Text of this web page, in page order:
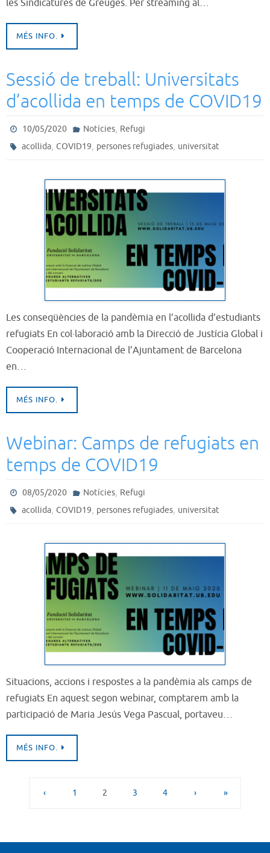
les Sindicatures de Greuges. Per streaming al…
MÉS INFO.
Sessió de treball: Universitats
d’acollida en temps de COVID19
10/05/2020 Notícies, Refugi
acollida,COVID19, persones refugiades, universitat
Les conseqüències de la pandèmia en l’acollida d’estudiants
refugiats En col·laboració amb la Direcció de Justícia Global i
Cooperació Internacional de l’Ajuntament de Barcelona
en…
MÉS INFO.
Webinar: Camps de refugiats en
temps de COVID19
08/05/2020 Notícies, Refugi
acollida,COVID19, persones refugiades, universitat
Situacions, accions i respostes a la pandèmia als camps de
refugiats En aquest segon webinar, comptarem amb la
participació de Maria Jesús Vega Pascual, portaveu…
MÉS INFO.
‹ 1 2 3 4 › »